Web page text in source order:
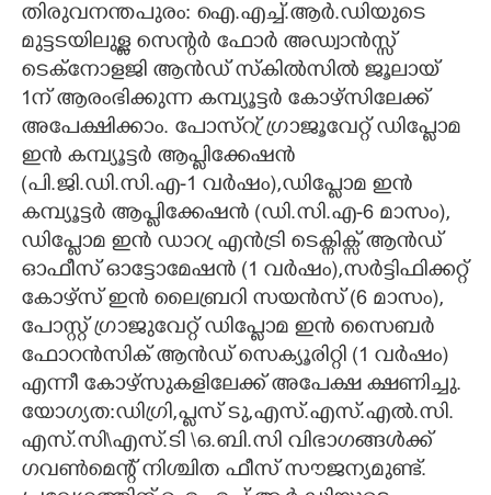
ASTRO
CARTOONS
ZOOM
CONTACT US
തിരുവനന്തപുരം: ഐ.എച്ച്.ആർ.‌ഡിയുടെ
മുട്ടടയിലുള്ള സെന്റർ ഫോർ അ‌‌‌ഡ്വാൻസ്സ്
ടെക്നോളജി ആൻഡ് സ്കിൽസിൽ ജൂലായ്
1ന് ആരംഭിക്കുന്ന കമ്പ്യൂട്ടർ കോഴ്സിലേക്ക്
അപേക്ഷിക്കാം. പോസ്റ്ര് ഗ്രാജൂവേറ്റ് ഡിപ്ളോമ
ഇൻ കമ്പ്യൂട്ടർ ആപ്ളിക്കേഷൻ
(പി.ജി.ഡി.സി.എ-1 വർഷം)​,​ഡിപ്ളോമ ഇൻ
കമ്പ്യൂട്ടർ ആപ്ളിക്കേഷൻ (ഡി.സി.എ-6 മാസം)​,​
ഡിപ്ളോമ ഇൻ ഡാറ്ര എൻട്രി ടെക്നിക്സ് ആൻഡ്
ഓഫീസ് ഓട്ടോമേഷൻ (1 വർഷം)​,​സർട്ടിഫിക്കറ്റ്
കോഴ്സ് ഇൻ ലൈബ്രറി സയൻസ് (6 മാസം)​,​
പോസ്റ്റ് ഗ്രാജുവേറ്റ് ഡിപ്ളോമ ഇൻ സൈബർ
ഫോറൻസിക് ആൻഡ് സെക്യൂരിറ്റി (1 വർഷം)​
എന്നീ കോഴ്സുകളിലേക്ക് അപേക്ഷ ക്ഷണിച്ചു.
യോഗ്യത:ഡിഗ്രി,​പ്ളസ് ടു,​എസ്.എസ്.എൽ.സി.
എസ്.സി‍\എസ്.ടി \ഒ.ബി.സി വിഭാഗങ്ങൾക്ക്
ഗവൺമെന്റ് നിശ്ചിത ഫീസ് സൗജന്യമുണ്ട്.